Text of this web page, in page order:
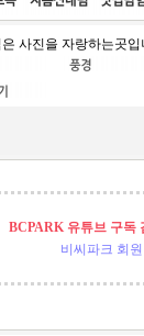
사진을 자랑하는곳입
BCPARK 유튜브 구독
비씨파크 회